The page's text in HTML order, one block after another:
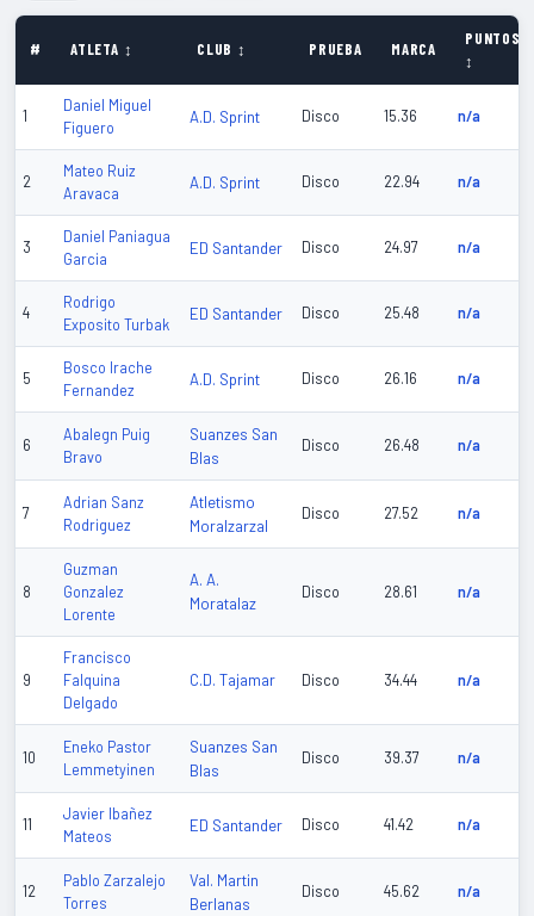
# ATLETA ↕ CLUB ↕ PRUEBA MARCA
PUNTOS
↕
1
Daniel Miguel
Figuero
A.D. Sprint Disco 15.36 n/a
2
Mateo Ruiz
Aravaca
A.D. Sprint Disco 22.94 n/a
3
Daniel Paniagua
Garcia
ED Santander Disco 24.97 n/a
4
Rodrigo
Exposito Turbak
ED Santander Disco 25.48 n/a
5
Bosco Irache
Fernandez
A.D. Sprint Disco 26.16 n/a
6
Abalegn Puig
Bravo
Suanzes San
Blas
Disco 26.48 n/a
7
Adrian Sanz
Rodriguez
Atletismo
Moralzarzal
Disco 27.52 n/a
8
Guzman
Gonzalez
Lorente
A. A.
Moratalaz
Disco 28.61 n/a
9
Francisco
Falquina
Delgado
C.D. Tajamar Disco 34.44 n/a
10
Eneko Pastor
Lemmetyinen
Suanzes San
Blas
Disco 39.37 n/a
11
Javier Ibañez
Mateos
ED Santander Disco 41.42 n/a
12
Pablo Zarzalejo
Torres
Val. Martin
Berlanas
Disco 45.62 n/a